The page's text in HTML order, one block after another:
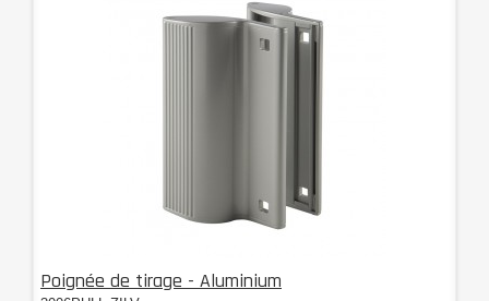
Poignée de tirage - Aluminium